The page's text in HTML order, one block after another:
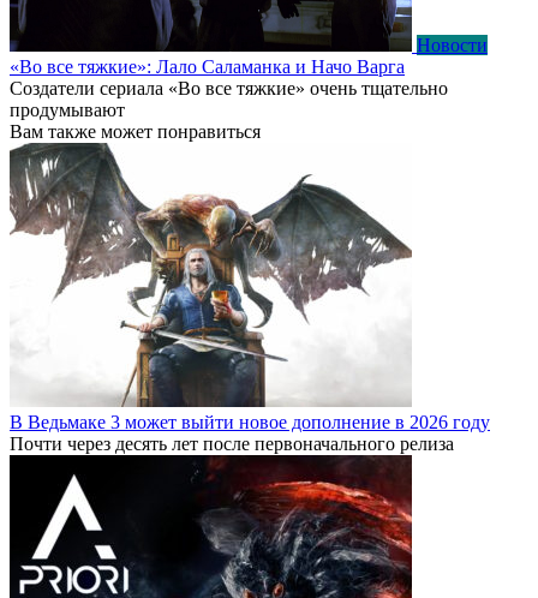
Новости
«Во все тяжкие»: Лало Саламанка и Начо Варга
Создатели сериала «Во все тяжкие» очень тщательно
продумывают
Вам также может понравиться
В Ведьмаке 3 может выйти новое дополнение в 2026 году
Почти через десять лет после первоначального релиза